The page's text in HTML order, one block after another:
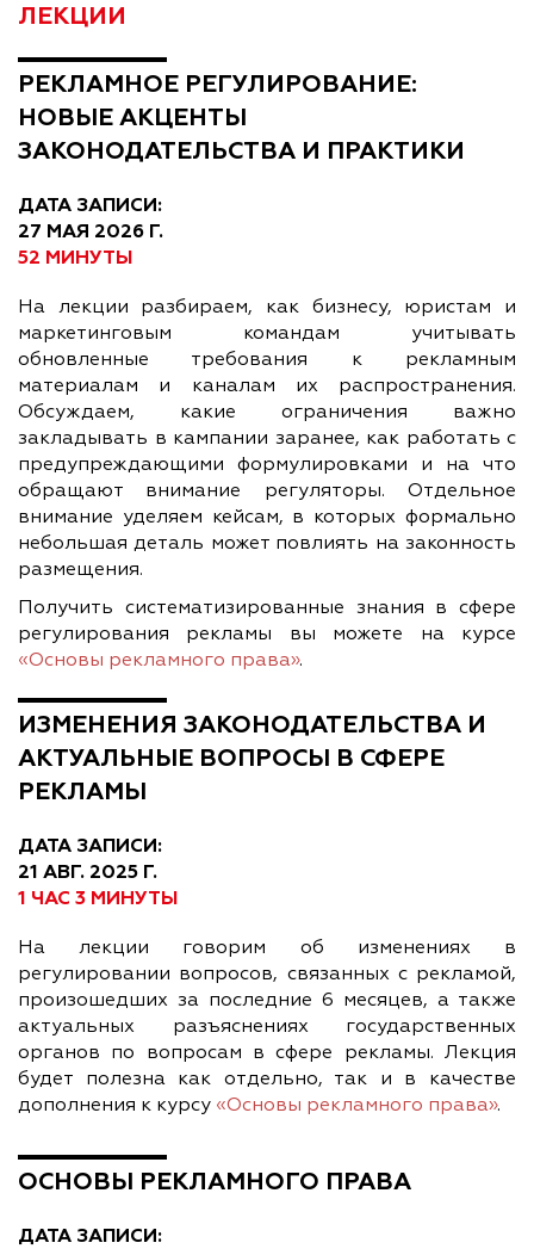
ЛЕКЦИИ
РЕКЛАМНОЕ РЕГУЛИРОВАНИЕ:
НОВЫЕ АКЦЕНТЫ
ЗАКОНОДАТЕЛЬСТВА И ПРАКТИКИ
ДАТА ЗАПИСИ:
27 МАЯ 2026 Г.
52 МИНУТЫ
На лекции разбираем, как бизнесу, юристам и
маркетинговым командам учитывать
обновленные требования к рекламным
материалам и каналам их распространения.
Обсуждаем, какие ограничения важно
закладывать в кампании заранее, как работать с
предупреждающими формулировками и на что
обращают внимание регуляторы. Отдельное
внимание уделяем кейсам, в которых формально
небольшая деталь может повлиять на законность
размещения.
Получить систематизированные знания в сфере
регулирования рекламы вы можете на курсе
«Основы рекламного права».
ИЗМЕНЕНИЯ ЗАКОНОДАТЕЛЬСТВА И
АКТУАЛЬНЫЕ ВОПРОСЫ В СФЕРЕ
РЕКЛАМЫ
ДАТА ЗАПИСИ:
21 АВГ. 2025 Г.
1 ЧАС 3 МИНУТЫ
На лекции говорим об изменениях в
регулировании вопросов, связанных с рекламой,
произошедших за последние 6 месяцев, а также
актуальных разъяснениях государственных
органов по вопросам в сфере рекламы. Лекция
будет полезна как отдельно, так и в качестве
дополнения к курсу «Основы рекламного права».
ОСНОВЫ РЕКЛАМНОГО ПРАВА
ДАТА ЗАПИСИ: